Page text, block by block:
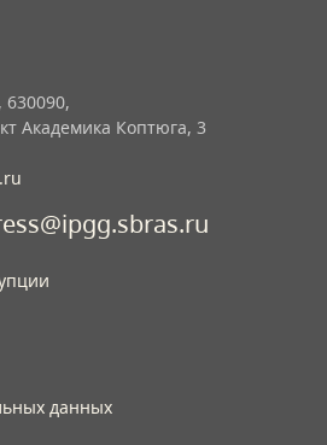
630090,
Академика Коптюга, 3
данных​